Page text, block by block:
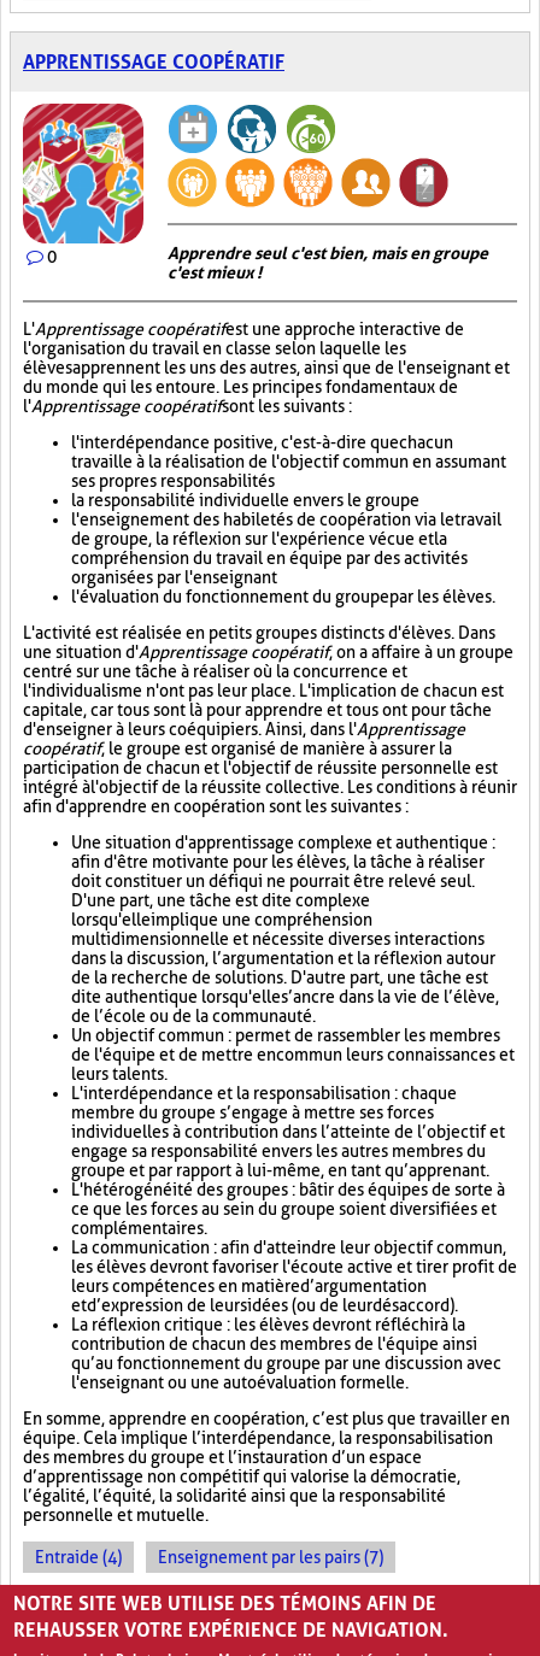
APPRENTISSAGE COOPÉRATIF
0
Apprendre seul c'est bien, mais en groupe
c'est mieux !
L'Apprentissage coopératifest une approche interactive de
l'organisation du travail en classe selon laquelle les
élèves apprennent les uns des autres, ainsi que de l'enseignant et
du monde qui les entoure. Les principes fondamentaux de
l'Apprentissage coopératifsont les suivants :
l'interdépendance positive, c'est-à-dire que chacun
travaille à la réalisation de l'objectif commun en assumant
ses propres responsabilités
la responsabilité individuelle envers le groupe
l'enseignement des habiletés de coopération via le travail
de groupe, la réflexion sur l'expérience vécue et la
compréhension du travail en équipe par des activités
organisées par l'enseignant
l'évaluation du fonctionnement du groupe par les élèves.
L'activité est réalisée en petits groupes distincts d'élèves. Dans
une situation d'Apprentissage coopératif, on a affaire à un groupe
centré sur une tâche à réaliser où la concurrence et
l'individualisme n'ont pas leur place. L'implication de chacun est
capitale, car tous sont là pour apprendre et tous ont pour tâche
d'enseigner à leurs coéquipiers. Ainsi, dans l'Apprentissage
coopératif, le groupe est organisé de manière à assurer la
participation de chacun et l'objectif de réussite personnelle est
intégré à l'objectif de la réussite collective. Les conditions à réunir
afin d'apprendre en coopération sont les suivantes :
Une situation d'apprentissage complexe et authentique :
afin d'être motivante pour les élèves, la tâche à réaliser
doit constituer un défi qui ne pourrait être relevé seul.
D'une part, une tâche est dite complexe
lorsqu'elle implique une compréhension
multidimensionnelle et nécessite diverses interactions
dans la discussion, l’argumentation et la réflexion autour
de la recherche de solutions. D'autre part, une tâche est
dite authentique lorsqu'elle s’ancre dans la vie de l’élève,
de l’école ou de la communauté.
Un objectif commun : permet de rassembler les membres
de l'équipe et de mettre en commun leurs connaissances et
leurs talents.
L'interdépendance et la responsabilisation : chaque
membre du groupe s’engage à mettre ses forces
individuelles à contribution dans l’atteinte de l’objectif et
engage sa responsabilité envers les autres membres du
groupe et par rapport à lui-même, en tant qu’apprenant.
L'hétérogénéité des groupes : bâtir des équipes de sorte à
ce que les forces au sein du groupe soient diversifiées et
complémentaires.
La communication : afin d'atteindre leur objectif commun,
les élèves devront favoriser l'écoute active et tirer profit de
leurs compétences en matière d’argumentation
et d’expression de leurs idées (ou de leur désaccord).
La réflexion critique : les élèves devront réfléchir à la
contribution de chacun des membres de l'équipe ainsi
qu’au fonctionnement du groupe par une discussion avec
l'enseignant ou une autoévaluation formelle.
En somme, apprendre en coopération, c’est plus que travailler en
équipe. Cela implique l’interdépendance, la responsabilisation
des membres du groupe et l’instauration d’un espace
d’apprentissage non compétitif qui valorise la démocratie,
l’égalité, l’équité, la solidarité ainsi que la responsabilité
personnelle et mutuelle.
Entraide (4) Enseignement par les pairs (7)
Socialisation (8)
NOTRE SITE WEB UTILISE DES TÉMOINS AFIN DE
REHAUSSER VOTRE EXPÉRIENCE DE NAVIGATION.